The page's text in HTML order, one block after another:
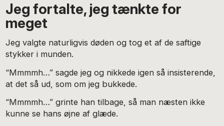
Jeg fortalte, jeg tænkte for
meget
Jeg valgte naturligvis døden og tog et af de saftige
stykker i munden.
“Mmmmh…” sagde jeg og nikkede igen så insisterende,
at det så ud, som om jeg bukkede.
“Mmmmh…” grinte han tilbage, så man næsten ikke
kunne se hans øjne af glæde.